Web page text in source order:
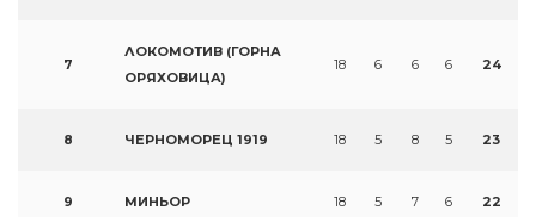
7
ЛОКОМОТИВ (ГОРНА
ОРЯХОВИЦА)
18 6 6 6 24
8 ЧЕРНОМОРЕЦ 1919 18 5 8 5 23
9 МИНЬОР 18 5 7 6 22